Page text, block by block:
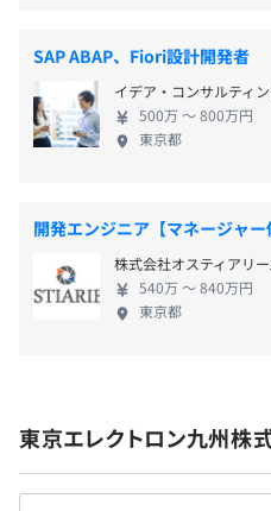
豊肥本線／原水駅
豊肥本線／瀬田駅
※有給休暇：入社初年度：1
年度以降最大20日
※勤務地により一部休日の振
・時間外手当
・地域手当（17,000円～
賞与：年2回（6月、12月）
布・現像、エッチング、
のキープロセスに製品を持
造装置メーカー ・幅広い
アを有し、日本及び世界で
研究開発力の強化として
営業利益率を誇る
SAP ABAP、Fiori設計開発者
イデア・コンサルティ
500万 〜 800万円
東京都
開発エンジニア【マネージャー
株式会社オスティアリ
540万 〜 840万円
東京都
東京エレクトロン九州株